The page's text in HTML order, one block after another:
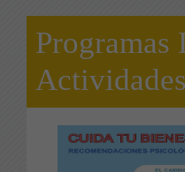
Programas
Actividades